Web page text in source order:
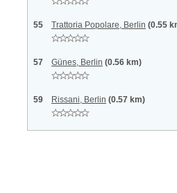
55 Trattoria Popolare, Berlin (0.55
57 Günes, Berlin (0.56 km)
59 Rissani, Berlin (0.57 km)